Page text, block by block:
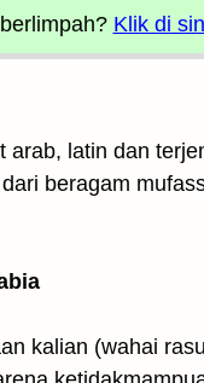
Klik di
latin dan
beragam
kalian (wahai